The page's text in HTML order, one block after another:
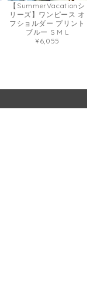
【SummerVacationシ
リーズ】ワンピース オ
フショルダー プリント
ブルー S M L
¥6,055